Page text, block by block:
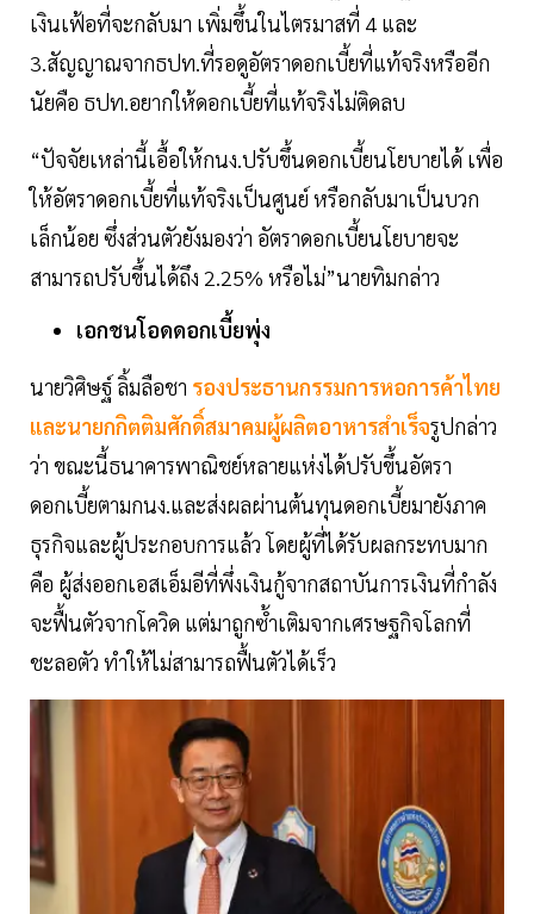
เงินเฟ้อที่จะกลับมา เพิ่มขึ้นในไตรมาสที่ 4 และ
3.สัญญาณจากธปท.ที่รอดูอัตราดอกเบี้ยที่แท้จริงหรืออีก
นัยคือ ธปท.อยากให้ดอกเบี้ยที่แท้จริงไม่ติดลบ
“ปัจจัยเหล่านี้เอื้อให้กนง.ปรับขึ้นดอกเบี้ยนโยบายได้ เพื่อ
ให้อัตราดอกเบี้ยที่แท้จริงเป็นศูนย์ หรือกลับมาเป็นบวก
เล็กน้อย ซึ่งส่วนตัวยังมองว่า อัตราดอกเบี้ยนโยบายจะ
สามารถปรับขึ้นได้ถึง 2.25% หรือไม่”นายทิมกล่าว
เอกชนโอดดอกเบี้ยพุ่ง
นายวิศิษฐ์ ลิ้มลือชา รองประธานกรรมการหอการค้าไทย
และนายกกิตติมศักดิ์สมาคมผู้ผลิตอาหารสำเร็จรูปกล่าว
ว่า ขณะนี้ธนาคารพาณิชย์หลายแห่งได้ปรับขึ้นอัตรา
ดอกเบี้ยตามกนง.และส่งผลผ่านต้นทุนดอกเบี้ยมายังภาค
ธุรกิจและผู้ประกอบการแล้ว โดยผู้ที่ได้รับผลกระทบมาก
คือ ผู้ส่งออกเอสเอ็มอีที่พึ่งเงินกู้จากสถาบันการเงินที่กำลัง
จะฟื้นตัวจากโควิด แต่มาถูกซ้ำเติมจากเศรษฐกิจโลกที่
ชะลอตัว ทำให้ไม่สามารถฟื้นตัวได้เร็ว